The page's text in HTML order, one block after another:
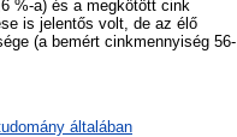
%-a) és a megkötött cink
is jelentős volt, de az élő
(a bemért cinkmennyiség 56-
általában